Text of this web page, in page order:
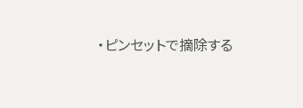
・ピンセットで摘除する